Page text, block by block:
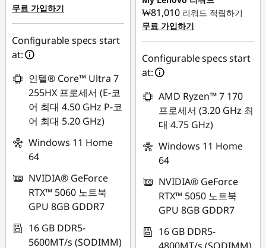
무료 가입하기
Configurable specs start
at:
인텔® Core™ Ultra 7
255HX 프로세서 (E-코
어 최대 4.50 GHz P-코
어 최대 5.20 GHz)
Windows 11 Home
64
NVIDIA® GeForce
RTX™ 5060 노트북
GPU 8GB GDDR7
16 GB DDR5-
5600MT/s (SODIMM)
₩81,010 리워드 적립하기
무료 가입하기
Configurable specs start
at:
AMD Ryzen™ 7 170
프로세서 (3.20 GHz 최
대 4.75 GHz)
Windows 11 Home
64
NVIDIA® GeForce
RTX™ 5050 노트북
GPU 8GB GDDR7
16 GB DDR5-